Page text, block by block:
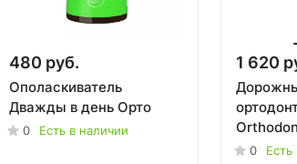
480 руб.
Ополаскиватель
Дважды в день Орто
0 Есть в наличии
1 620
0 Есть